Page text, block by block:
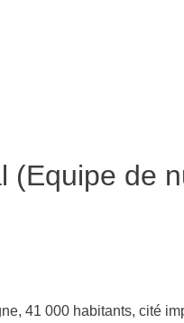
(Equipe de
41 000 habitants, cité